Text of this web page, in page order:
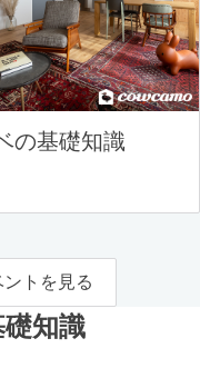
の基礎知識
トを見る
知識